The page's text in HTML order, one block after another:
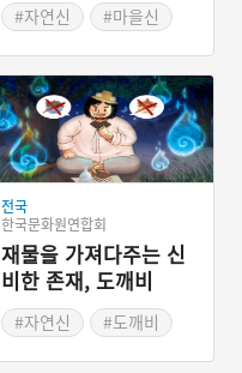
#자연신
#마을신
전국
한국문화원연합회
재물을 가져다주는 신
비한 존재, 도깨비
#자연신
#도깨비